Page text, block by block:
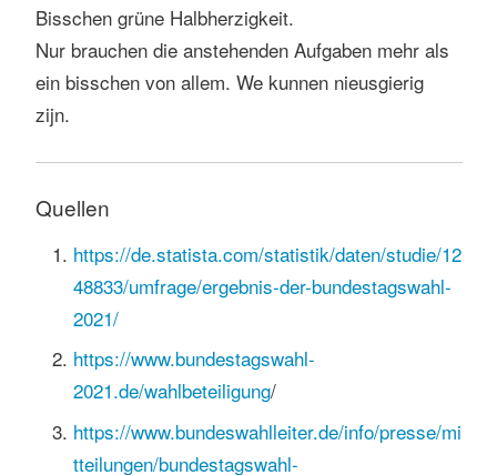
Bisschen grüne Halbherzigkeit.
Nur brauchen die anstehenden Aufgaben mehr als
ein bisschen von allem. We kunnen nieusgierig
zijn.
Quellen
https://de.statista.com/statistik/daten/studie/12
48833/umfrage/ergebnis-der-bundestagswahl-
2021/
https://www.bundestagswahl-
2021.de/wahlbeteiligung/
https://www.bundeswahlleiter.de/info/presse/mi
tteilungen/bundestagswahl-